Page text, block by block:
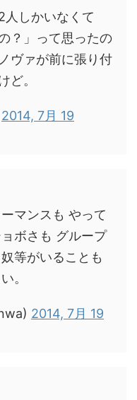
人しかいなくて
？」って思ったの
ヴァが前に張り付
ど。
2014, 7月 19
マンスも やって
ボさも グループ
等がいることも
。
2014, 7月 19